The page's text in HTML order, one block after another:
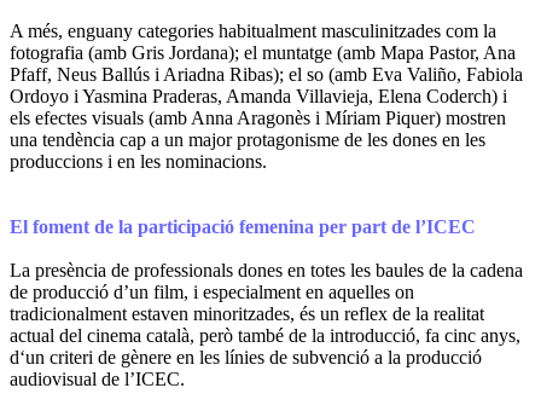
A més, enguany categories habitualment masculinitzades com la
fotografia (amb Gris Jordana); el muntatge (amb Mapa Pastor, Ana
Pfaff, Neus Ballús i Ariadna Ribas); el so (amb Eva Valiño, Fabiola
Ordoyo i Yasmina Praderas, Amanda Villavieja, Elena Coderch) i
els efectes visuals (amb Anna Aragonès i Míriam Piquer) mostren
una tendència cap a un major protagonisme de les dones en les
produccions i en les nominacions.
El foment de la participació femenina per part de l’ICEC
La presència de professionals dones en totes les baules de la cadena
de producció d’un film, i especialment en aquelles on
tradicionalment estaven minoritzades, és un reflex de la realitat
actual del cinema català, però també de la introducció, fa cinc anys,
d‘un criteri de gènere en les línies de subvenció a la producció
audiovisual de l’ICEC.